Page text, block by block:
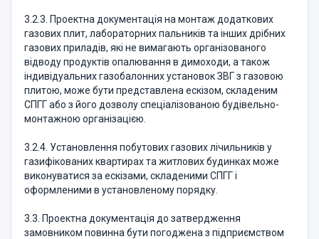
3.2.3. Проектна документація на монтаж додаткових
газових плит, лабораторних пальників та інших дрібних
газових приладів, які не вимагають організованого
відводу продуктів опалювання в димоходи, а також
індивідуальних газобалонних установок ЗВГ з газовою
плитою, може бути представлена ескізом, складеним
СПГГ або з його дозволу спеціалізованою будівельно-
монтажною організацією.
3.2.4. Установлення побутових газових лічильників у
газифікованих квартирах та житлових будинках може
виконуватися за ескізами, складеними СПГГ і
оформленими в установленому порядку.
3.3. Проектна документація до затвердження
замовником повинна бути погоджена з підприємством